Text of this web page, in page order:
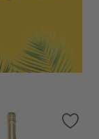
sarakstam